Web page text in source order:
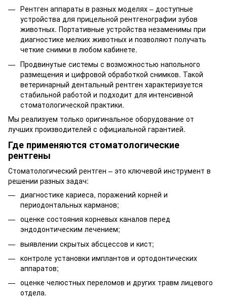
Рентген аппараты в разных моделях – доступные
устройства для прицельной рентгенографии зубов
животных. Портативные устройства незаменимы при
диагностике мелких животных и позволяют получать
четкие снимки в любом кабинете.
Продвинутые системы с возможностью напольного
размещения и цифровой обработкой снимков. Такой
ветеринарный дентальный рентген характеризуется
стабильной работой и подходит для интенсивной
стоматологической практики.
Мы реализуем только оригинальное оборудование от
лучших производителей с официальной гарантией.
Где применяются стоматологические
рентгены
Стоматологический рентген – это ключевой инструмент в
решении разных задач:
диагностике кариеса, поражений корней и
периодонтальных карманов;
оценке состояния корневых каналов перед
эндодонтическим лечением;
выявлении скрытых абсцессов и кист;
контроле установки имплантов и ортодонтических
аппаратов;
оценке челюстных переломов и других травм лицевого
отдела.